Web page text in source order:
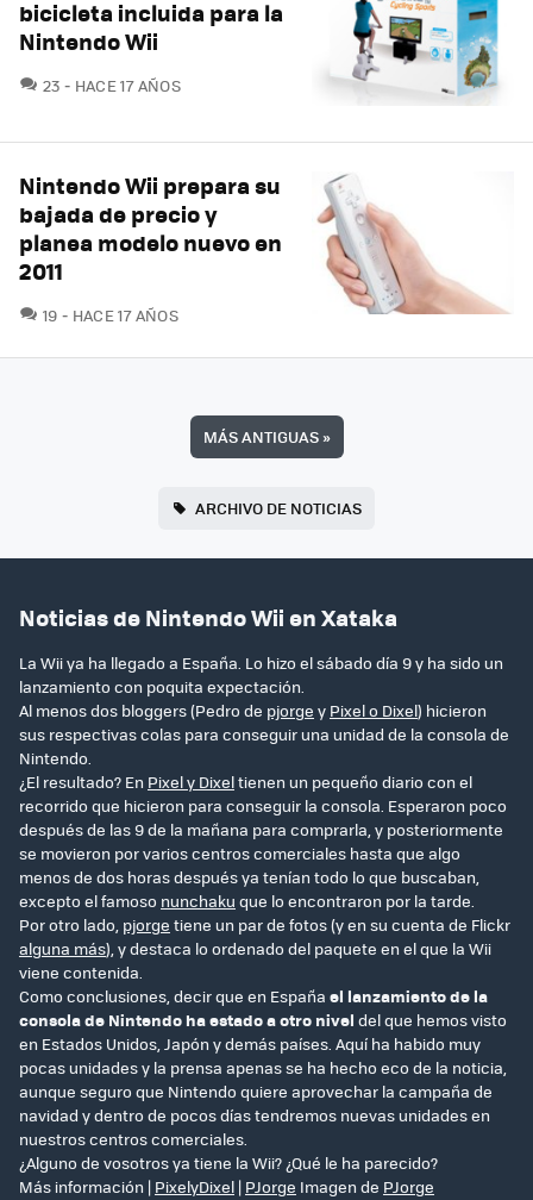
bicicleta incluida para la
Nintendo Wii
23 COMENTARIOS
HACE 17 AÑOS
Nintendo Wii prepara su
bajada de precio y
planea modelo nuevo en
2011
19 COMENTARIOS
HACE 17 AÑOS
MÁS ANTIGUAS»
ARCHIVO DE NOTICIAS
Noticias de Nintendo Wii en Xataka
La Wii ya ha llegado a España. Lo hizo el sábado día 9 y ha sido un
lanzamiento con poquita expectación.
Al menos dos bloggers (Pedro de pjorge y Pixel o Dixel) hicieron
sus respectivas colas para conseguir una unidad de la consola de
Nintendo.
¿El resultado? En Pixel y Dixeltienen un pequeño diario con el
recorrido que hicieron para conseguir la consola. Esperaron poco
después de las 9 de la mañana para comprarla, y posteriormente
se movieron por varios centros comerciales hasta que algo
menos de dos horas después ya tenían todo lo que buscaban,
excepto el famoso nunchaku que lo encontraron por la tarde.
Por otro lado, pjorge tiene un par de fotos (y en su cuenta de Flickr
alguna más), y destaca lo ordenado del paquete en el que la Wii
viene contenida.
Como conclusiones, decir que en España el lanzamiento de la
consola de Nintendo ha estado a otro nivel del que hemos visto
en Estados Unidos, Japón y demás países. Aquí ha habido muy
pocas unidades y la prensa apenas se ha hecho eco de la noticia,
aunque seguro que Nintendo quiere aprovechar la campaña de
navidad y dentro de pocos días tendremos nuevas unidades en
nuestros centros comerciales.
¿Alguno de vosotros ya tiene la Wii? ¿Qué le ha parecido?
Más información | PixelyDixel | PJorge Imagen de PJorge